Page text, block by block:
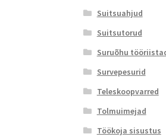
Suitsuahjud
Suitsutorud
Suruõhu
Survepesurid
Teleskoopvarred
Tolmuimejad
Töökoja sisustus